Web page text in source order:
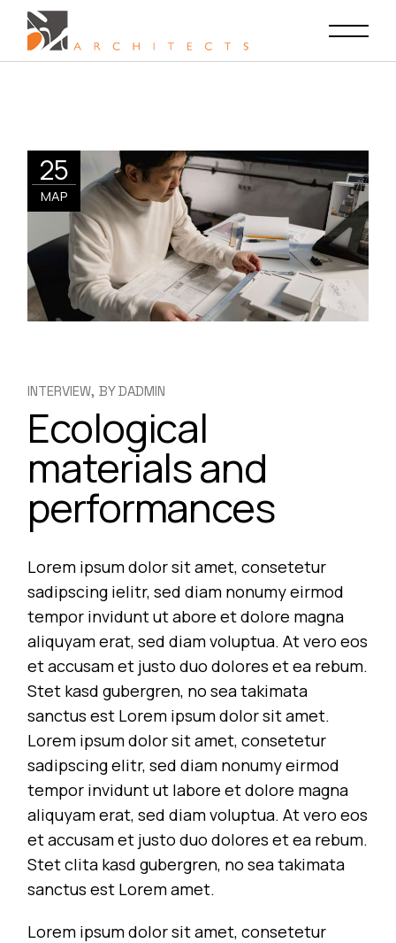
25
ΜΑΡ
INTERVIEW BYDADMIN
Ecological
materials and
performances
Lorem ipsum dolor sit amet, consetetur
sadipscing ielitr, sed diam nonumy eirmod
tempor invidunt ut abore et dolore magna
aliquyam erat, sed diam voluptua. At vero eos
et accusam et justo duo dolores et ea rebum.
Stet kasd gubergren, no sea takimata
sanctus est Lorem ipsum dolor sit amet.
Lorem ipsum dolor sit amet, consetetur
sadipscing elitr, sed diam nonumy eirmod
tempor invidunt ut labore et dolore magna
aliquyam erat, sed diam voluptua. At vero eos
et accusam et justo duo dolores et ea rebum.
Stet clita kasd gubergren, no sea takimata
sanctus est Lorem amet.
Lorem ipsum dolor sit amet, consetetur